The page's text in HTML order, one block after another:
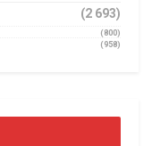
(2 693)
(800)
(958)